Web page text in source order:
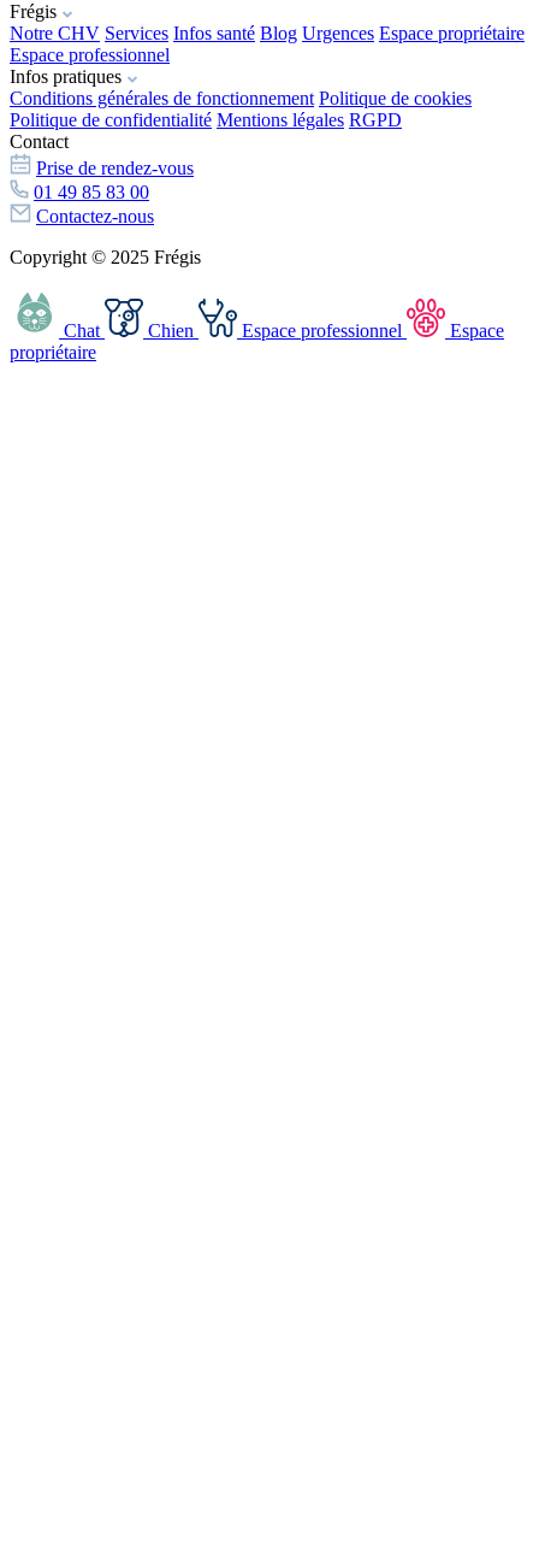
Frégis
Notre CHV Services Infos santé Blog Urgences Espace propriétaire
Espace professionnel
Infos pratiques
Conditions générales de fonctionnement Politique de cookies
Politique de confidentialité Mentions légales RGPD
Contact
Prise de rendez-vous
01 49 85 83 00
Contactez-nous
Copyright © 2025 Frégis
Chat Chien Espace professionnel
Espace
propriétaire